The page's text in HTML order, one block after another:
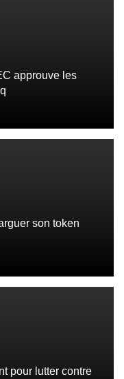
approuve les
son token
pour lutter contre